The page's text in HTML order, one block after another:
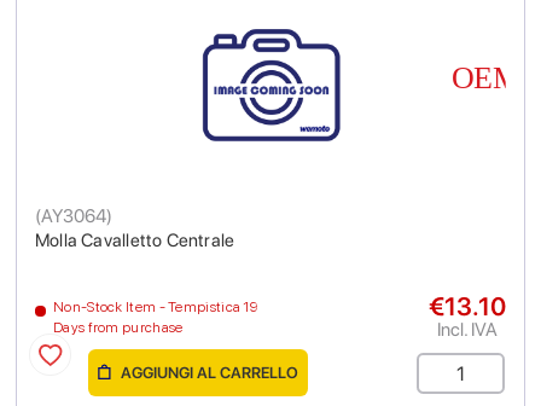
Molla Cavalletto Centrale
(AY3064)
Non-Stock Item - Tempistica 19
Days from purchase
€13.10
Incl. IVA
AGGIUNGI AL CARRELLO